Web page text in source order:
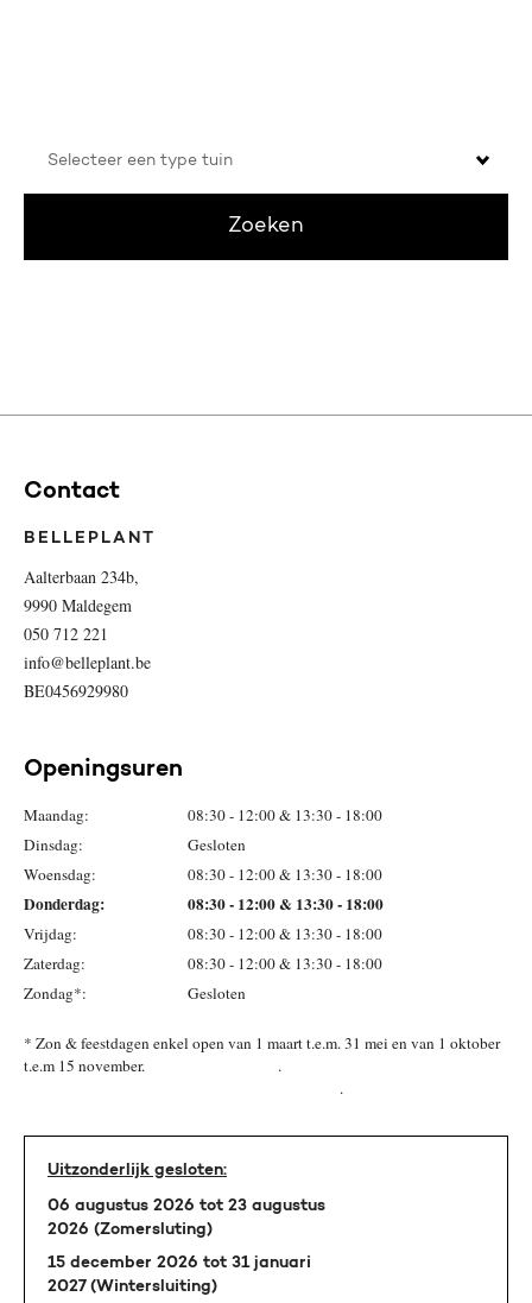
een
Zoeken
Contact
BELLEPLANT
Aalterbaan 234b,
9990 Maldegem
050 712 221
info@belleplant.be
BE0456929980
Openingsuren
Maandag:
08:30 - 12:00 & 13:30 - 18:00
Dinsdag:
Gesloten
Woensdag:
08:30 - 12:00 & 13:30 - 18:00
Donderdag: 08:30 - 12:00 & 13:30 - 18:00
Vrijdag:
08:30 - 12:00 & 13:30 - 18:00
Zaterdag:
08:30 - 12:00 & 13:30 - 18:00
Zondag*:
Gesloten
* Zon & feestdagen enkel open van 1 maart t.e.m. 31 mei en van 1 oktober
t.e.m 15 november. .
.
Uitzonderlijk gesloten:
06 augustus 2026 tot 23 augustus
2026 (Zomersluting)
15 december 2026 tot 31 januari
2027 (Wintersluiting)